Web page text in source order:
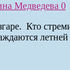
Медведева 0
Кто